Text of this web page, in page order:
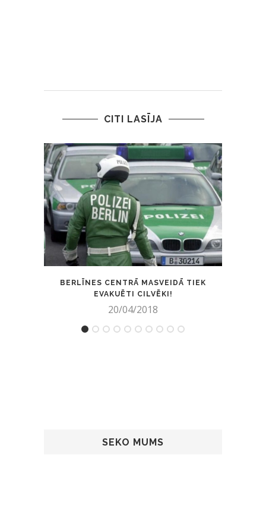
CITI LASĪJA
BERLĪNES CENTRĀ MASVEIDĀ TIEK
EVAKUĒTI CILVĒKI!
20/04/2018
SEKO MUMS